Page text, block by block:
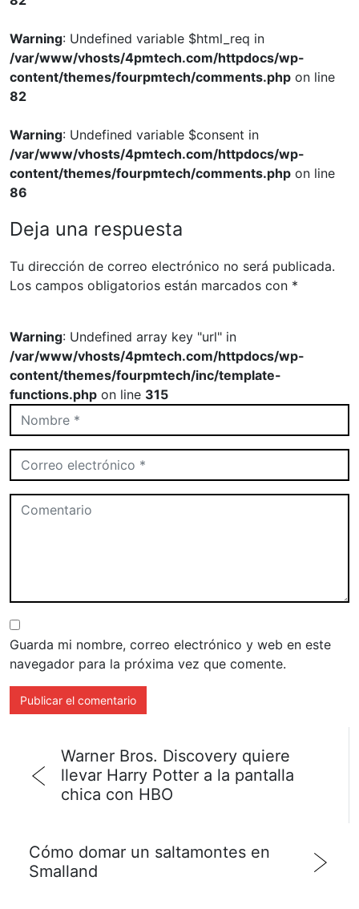
Warning: Undefined variable $html_req in
/var/www/vhosts/4pmtech.com/httpdocs/wp-
content/themes/fourpmtech/comments.php on line
82
Warning: Undefined variable $consent in
/var/www/vhosts/4pmtech.com/httpdocs/wp-
content/themes/fourpmtech/comments.php on line
86
Deja una respuesta
Tu dirección de correo electrónico no será publicada.
Los campos obligatorios están marcados con *
Warning: Undefined array key "url" in
/var/www/vhosts/4pmtech.com/httpdocs/wp-
content/themes/fourpmtech/inc/template-
functions.php on line 315
Guarda mi nombre, correo electrónico y web en este
navegador para la próxima vez que comente.
Warner Bros. Discovery quiere
llevar Harry Potter a la pantalla
chica con HBO
Cómo domar un saltamontes en
Smalland